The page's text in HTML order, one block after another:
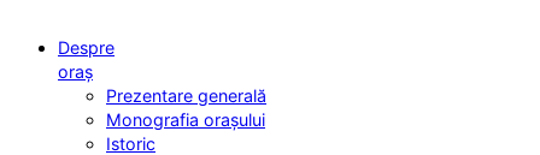
Despre
oraș
Prezentare generală
Monografia orașului
Istoric